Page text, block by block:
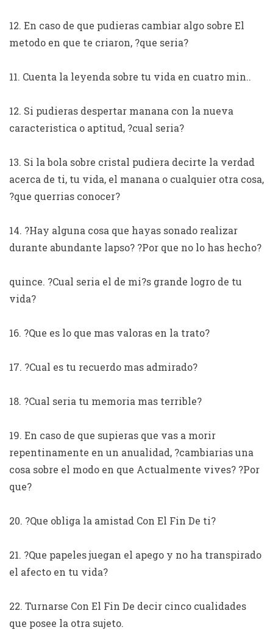
12. En caso de que pudieras cambiar algo sobre El
metodo en que te criaron, ?que seria?
11. Cuenta la leyenda sobre tu vida en cuatro min..
12. Si pudieras despertar manana con la nueva
caracteristica o aptitud, ?cual seria?
13. Si la bola sobre cristal pudiera decirte la verdad
acerca de ti, tu vida, el manana o cualquier otra cosa,
?que querrias conocer?
14. ?Hay alguna cosa que hayas sonado realizar
durante abundante lapso? ?Por que no lo has hecho?
quince. ?Cual seri­a el de mi?s grande logro de tu
vida?
16. ?Que es lo que mas valoras en la trato?
17. ?Cual es tu recuerdo mas admirado?
18. ?Cual seri­a tu memoria mas terrible?
19. En caso de que supieras que vas a morir
repentinamente en un anualidad, ?cambiarias una
cosa sobre el modo en que Actualmente vives? ?Por
que?
20. ?Que obliga la amistad Con El Fin De ti?
21. ?Que papeles juegan el apego y no ha transpirado
el afecto en tu vida?
22. Turnarse Con El Fin De decir cinco cualidades
que posee la otra sujeto.